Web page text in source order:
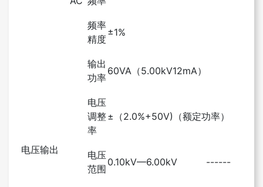
电压输出
频率
精度
±1%
输出
功率
60VA（5.00kV12mA）
电压
调整
率
±（2.0%+50V)（额定功率）
电压
范围
0.10kV—6.00kV ------